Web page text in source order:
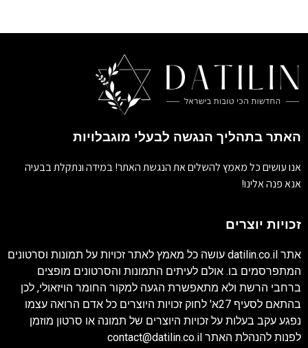
האתר בתהליך הנגשה לבעלי מוגבלויות
אנו עושים כל מאמץ להשלים את הנגשת האתר! במידה ונתקלת בבעיה
אנא פנה אלינו!
זכויות יוצרים
אתר datilin.co.il עושה כל מאמץ לאתר זכויות על תמונות וסרטונים
המתפרסמים בו. אולם לעיתים התמונות והסרטונים מופצים
ברחבי הרשת ולא מתאפשרת הגעה למקור החומר הויזאולי, לכן
בהתאם לסעיף 27א' לחוק זכויות היוצרים כל אדם הרואה עצמו
נפגע עקב בעלות על זכויות היוצרים של תמונה או סרטון מוזמן
לפנות להנהלת האתר contact@datilin.co.il